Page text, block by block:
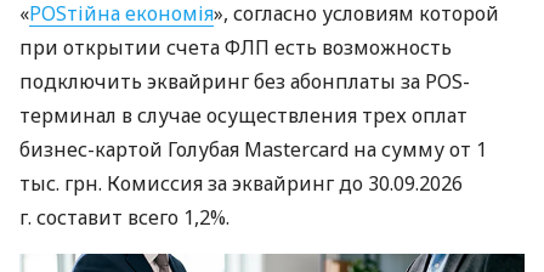
«POSтійна економія», согласно условиям которой
при открытии счета ФЛП есть возможность
подключить эквайринг без абонплаты за POS-
терминал в случае осуществления трех оплат
бизнес-картой Голубая Mastercard на сумму от 1
тыс. грн. Комиссия за эквайринг до 30.09.2026
г. составит всего 1,2%.